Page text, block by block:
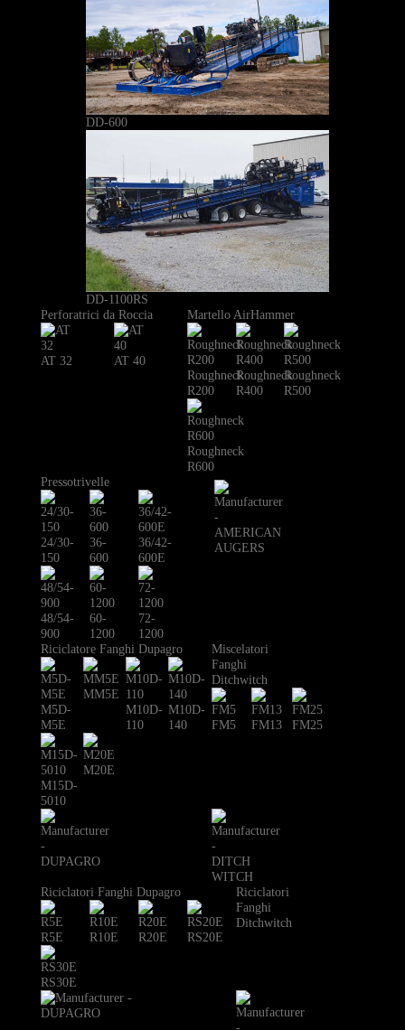
DD-600
DD-1100RS
Perforatrici da Roccia
AT 32 AT 40
Martello AirHammer
Roughneck
R200
Roughneck
R400
Roughneck
R500
Roughneck
R600
Pressotrivelle
24/30-
150
36-
600
36/42-
600E
48/54-
900
60-
1200
72-
1200
Riciclatore Fanghi Dupagro
M5D-
M5E
MM5E
M10D-
110
M10D-
140
M15D-
5010
M20E
Miscelatori
Fanghi
Ditchwitch
FM5 FM13 FM25
Riciclatori Fanghi Dupagro
R5E R10E R20E RS20E
RS30E
Riciclatori
Fanghi
Ditchwitch